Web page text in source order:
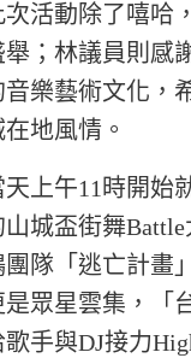
活動除了嘻哈
；林議員則感
樂藝術文化，
地風情。
午11時開始
城盃街舞
隊「逃亡計畫
眾星雲集，「
手與DJ接力